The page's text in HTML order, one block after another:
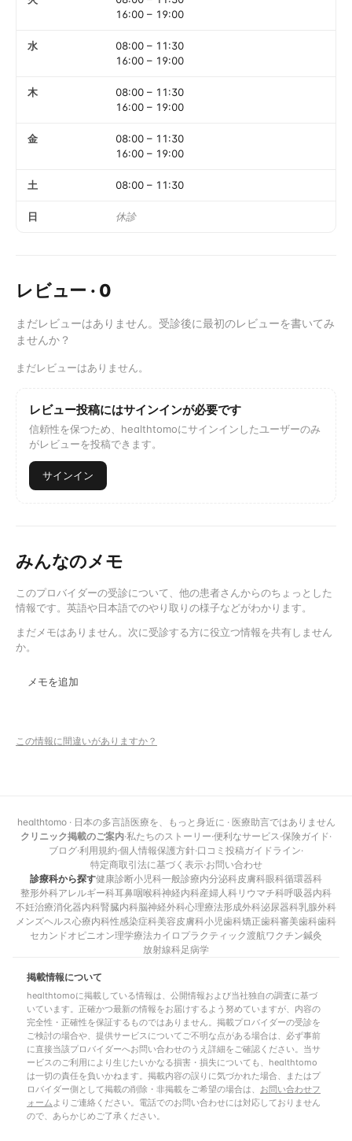
16:00 – 19:00
水 08:00 – 11:30
16:00 – 19:00
木 08:00 – 11:30
16:00 – 19:00
金 08:00 – 11:30
16:00 – 19:00
土 08:00 – 11:30
日 休診
レビュー · 0
まだレビューはありません。受診後に最初のレビューを書いてみ
ませんか？
まだレビューはありません。
レビュー投稿にはサインインが必要です
信頼性を保つため、healthtomoにサインインしたユーザーのみ
がレビューを投稿できます。
サインイン
みんなのメモ
このプロバイダーの受診について、他の患者さんからのちょっとした
情報です。英語や日本語でのやり取りの様子などがわかります。
まだメモはありません。次に受診する方に役立つ情報を共有しません
か。
メモを追加
この情報に間違いがありますか？
healthtomo · 日本の多言語医療を、もっと身近に · 医療助言ではありません
クリニック掲載のご案内·私たちのストーリー·便利なサービス·保険ガイド·
ブログ·利用規約·個人情報保護方針·口コミ投稿ガイドライン·
特定商取引法に基づく表示·お問い合わせ
診療科から探す健康診断小児科一般診療内分泌科皮膚科眼科循環器科
整形外科アレルギー科耳鼻咽喉科神経内科産婦人科 リウマチ科呼吸器内科
不妊治療消化器内科腎臓内科脳神経外科心理療法形成外科泌尿器科乳腺外科
メンズヘルス心療内科性感染症科美容皮膚科小児歯科矯正歯科審美歯科歯科
セカンドオピニオン理学療法カイロプラクティック渡航ワクチン鍼灸
放射線科足病学
掲載情報について
healthtomoに掲載している情報は、公開情報および当社独自の調査に基づ
いています。正確かつ最新の情報をお届けするよう努めていますが、内容の
完全性・正確性を保証するものではありません。掲載プロバイダーの受診を
ご検討の場合や、提供サービスについてご不明な点がある場合は、必ず事前
に直接当該プロバイダーへお問い合わせのうえ詳細をご確認ください。当サ
ービスのご利用により生じたいかなる損害・損失についても、healthtomo
は一切の責任を負いかねます。掲載内容の誤りに気づかれた場合、またはプ
ロバイダー側として掲載の削除・非掲載をご希望の場合は、 お問い合わせフ
ォームよりご連絡ください。電話でのお問い合わせには対応しておりません
ので、あらかじめご了承ください。